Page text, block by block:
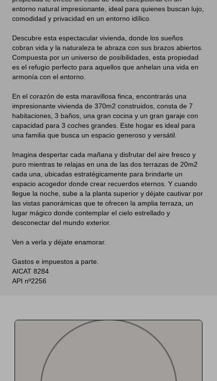
entorno natural impresionante, ideal para quienes buscan lujo,
comodidad y privacidad en un entorno idílico.
Descubre esta espectacular vivienda, donde los sueños
cobran vida y la naturaleza te abraza con sus brazos abiertos.
Compuesta por un universo de posibilidades, esta propiedad
es el refugio perfecto para aquellos que anhelan una vida en
armonía con el entorno.
En el corazón de esta maravillosa finca, encontrarás una
impresionante vivienda de 370m2 construidos, consta de 7
habitaciones, 3 baños, una gran cocina y un gran garaje con
capacidad para 3 coches grandes. Este hogar es ideal para
una familia que busca un espacio generoso y versátil.
Imagina despertar cada mañana y disfrutar del aire fresco y
puro mientras te relajas en una de las dos terrazas de 20m2
cada una, ubicadas estratégicamente para brindarte un
espacio acogedor donde crear recuerdos eternos. Y cuando
llegue la noche, sube a la planta superior y déjate cautivar por
las vistas panorámicas que te ofrecen la amplia terraza, un
lugar mágico donde contemplar el cielo estrellado y
desconectar del mundo exterior.
Ven a verla y déjate enamorar.
Gastos e impuestos a parte.
AICAT 8284
API nº2256